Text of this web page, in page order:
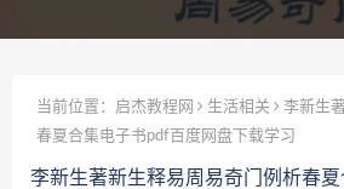
当前位置： 启杰教程网 生活相关
李新生
春夏合集电子书pdf百度网盘下载学习
李新生著新生释易周易奇门例析春